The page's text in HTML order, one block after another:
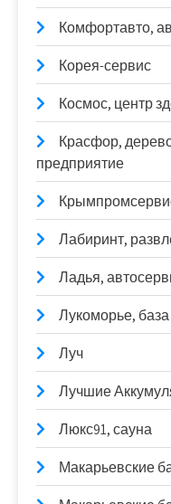
Комфортавто,
Корея-сервис
Космос, центр
Красфор,
предприятие
Лабиринт,
Ладья,
Лукоморье,
Луч
Лучшие
Люкс91, сауна
Макарьевские